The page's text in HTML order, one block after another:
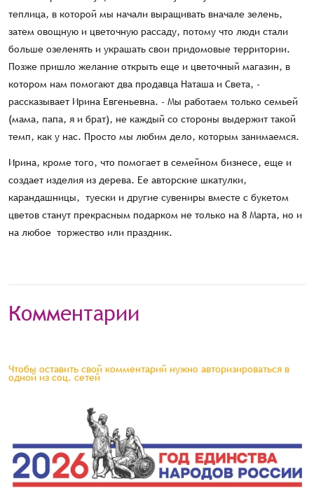
теплица, в которой мы начали выращивать вначале зелень,
затем овощную и цветочную рассаду, потому что люди стали
больше озеленять и украшать свои придомовые территории.
Позже пришло желание открыть еще и цветочный магазин, в
котором нам помогают два продавца Наташа и Света, -
рассказывает Ирина Евгеньевна. - Мы работаем только семьей
(мама, папа, я и брат), не каждый со стороны выдержит такой
темп, как у нас. Просто мы любим дело, которым занимаемся.
Ирина, кроме того, что помогает в семейном бизнесе, еще и
создает изделия из дерева. Ее авторские шкатулки,
карандашницы, туески и другие сувениры вместе с букетом
цветов станут прекрасным подарком не только на 8 Марта, но и
на любое торжество или праздник.
Комментарии
Чтобы оставить свой комментарий нужно авторизироваться в
одной из соц. сетей